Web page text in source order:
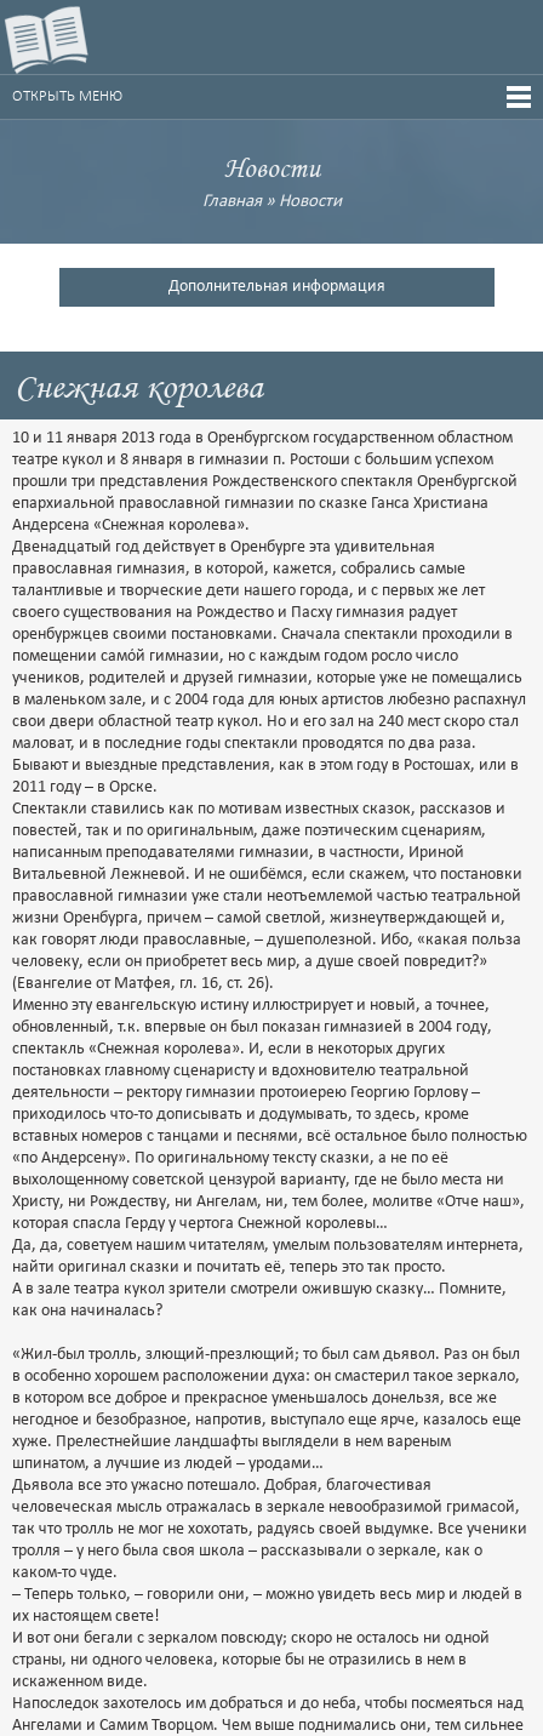
ОТКРЫТЬ МЕНЮ
Новости
Главная» Новости
Дополнительная информация
Снежная королева
10 и 11 января 2013 года в Оренбургском государственном областном
театре кукол и 8 января в гимназии п. Ростоши с большим успехом
прошли три представления Рождественского спектакля Оренбургской
епархиальной православной гимназии по сказке Ганса Христиана
Андерсена «Снежная королева».
Двенадцатый год действует в Оренбурге эта удивительная
православная гимназия, в которой, кажется, собрались самые
талантливые и творческие дети нашего города, и с первых же лет
своего существования на Рождество и Пасху гимназия радует
оренбуржцев своими постановками. Сначала спектакли проходили в
помещении самόй гимназии, но с каждым годом росло число
учеников, родителей и друзей гимназии, которые уже не помещались
в маленьком зале, и с 2004 года для юных артистов любезно распахнул
свои двери областной театр кукол. Но и его зал на 240 мест скоро стал
маловат, и в последние годы спектакли проводятся по два раза.
Бывают и выездные представления, как в этом году в Ростошах, или в
2011 году – в Орске.
Спектакли ставились как по мотивам известных сказок, рассказов и
повестей, так и по оригинальным, даже поэтическим сценариям,
написанным преподавателями гимназии, в частности, Ириной
Витальевной Лежневой. И не ошибёмся, если скажем, что постановки
православной гимназии уже стали неотъемлемой частью театральной
жизни Оренбурга, причем – самой светлой, жизнеутверждающей и,
как говорят люди православные, – душеполезной. Ибо, «какая польза
человеку, если он приобретет весь мир, а душе своей повредит?»
(Евангелие от Матфея, гл. 16, ст. 26).
Именно эту евангельскую истину иллюстрирует и новый, а точнее,
обновленный, т.к. впервые он был показан гимназией в 2004 году,
спектакль «Снежная королева». И, если в некоторых других
постановках главному сценаристу и вдохновителю театральной
деятельности – ректору гимназии протоиерею Георгию Горлову –
приходилось что-то дописывать и додумывать, то здесь, кроме
вставных номеров с танцами и песнями, всё остальное было полностью
«по Андерсену». По оригинальному тексту сказки, а не по её
выхолощенному советской цензурой варианту, где не было места ни
Христу, ни Рождеству, ни Ангелам, ни, тем более, молитве «Отче наш»,
которая спасла Герду у чертога Снежной королевы…
Да, да, советуем нашим читателям, умелым пользователям интернета,
найти оригинал сказки и почитать её, теперь это так просто.
А в зале театра кукол зрители смотрели ожившую сказку… Помните,
как она начиналась?
«Жил-был тролль, злющий-презлющий; то был сам дьявол. Раз он был
в особенно хорошем расположении духа: он смастерил такое зеркало,
в котором все доброе и прекрасное уменьшалось донельзя, все же
негодное и безобразное, напротив, выступало еще ярче, казалось еще
хуже. Прелестнейшие ландшафты выглядели в нем вареным
шпинатом, а лучшие из людей – уродами…
Дьявола все это ужасно потешало. Добрая, благочестивая
человеческая мысль отражалась в зеркале невообразимой гримасой,
так что тролль не мог не хохотать, радуясь своей выдумке. Все ученики
тролля – у него была своя школа – рассказывали о зеркале, как о
каком-то чуде.
– Теперь только, – говорили они, – можно увидеть весь мир и людей в
их настоящем свете!
И вот они бегали с зеркалом повсюду; скоро не осталось ни одной
страны, ни одного человека, которые бы не отразились в нем в
искаженном виде.
Напоследок захотелось им добраться и до неба, чтобы посмеяться над
Ангелами и Самим Творцом. Чем выше поднимались они, тем сильнее